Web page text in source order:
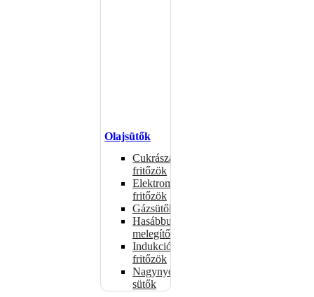
Olajsütők
Cukrászati
fritőzök
Elektromos
fritőzök
Gázsütők
Hasábburgonya
melegítők
Indukciós
fritőzök
Nagynyomású
sütők